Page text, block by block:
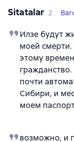
Sitatalar 2
Илзе будут
моей смерти.
этому
почти
Сибири, и
моем
возможно, и